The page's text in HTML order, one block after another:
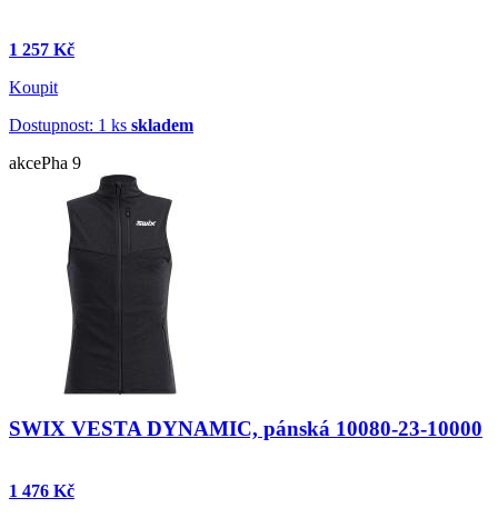
1 257 Kč
Koupit
Dostupnost: 1 ks skladem
akcePha 9
SWIX VESTA DYNAMIC, pánská 10080-23-10000
1 476 Kč